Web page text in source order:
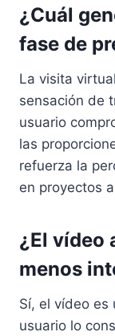
¿Cuál
fase de
La visita
sensación de
usuario
las
refuerza la
en proyectos
¿El vídeo
menos
Sí, el vídeo es
usuario lo